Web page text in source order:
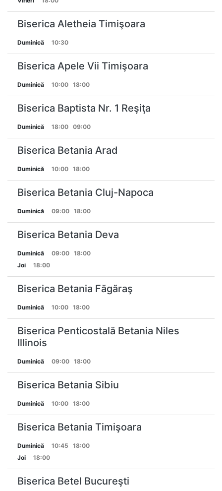
Biserica Aletheia Timişoara
Duminică 10:30
Biserica Apele Vii Timişoara
Duminică 10:00 18:00
Biserica Baptista Nr. 1 Reşiţa
Duminică 18:00 09:00
Biserica Betania Arad
Duminică 10:00 18:00
Biserica Betania Cluj-Napoca
Duminică 09:00 18:00
Biserica Betania Deva
Duminică 09:00
18:00
Joi
18:00
Biserica Betania Făgăraş
Duminică 10:00 18:00
Biserica Penticostală Betania Niles
Illinois
Duminică 09:00 18:00
Biserica Betania Sibiu
Duminică 10:00 18:00
Biserica Betania Timişoara
Duminică 10:45
18:00
Joi
18:00
Biserica Betel Bucureşti